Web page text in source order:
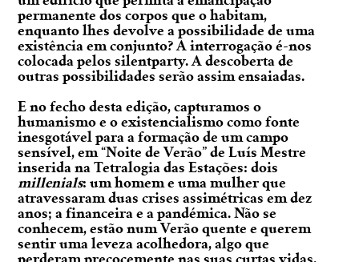
permanente dos corpos que o habitam,
enquanto lhes devolve a possibilidade de uma
existência em conjunto? A interrogação é-nos
colocada pelos silentparty. A descoberta de
outras possibilidades serão assim ensaiadas.
E no fecho desta edição, capturamos o
humanismo e o existencialismo como fonte
inesgotável para a formação de um campo
sensível, em “Noite de Verão” de Luís Mestre
inserida na Tetralogia das Estações: dois
millenials: um homem e uma mulher que
atravessaram duas crises assimétricas em dez
anos; a financeira e a pandémica. Não se
conhecem, estão num Verão quente e querem
sentir uma leveza acolhedora, algo que